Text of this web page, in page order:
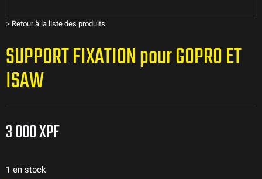
> Retour à la liste des produits
SUPPORT FIXATION pour GOPRO ET
ISAW
3 000XPF
1 en stock